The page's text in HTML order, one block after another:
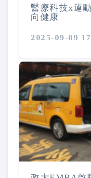
醫療科技x運
向健康
2025-09-09